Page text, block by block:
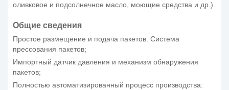
оливковое и подсолнечное масло, моющие средства и др.).
Общие сведения
Простое размещение и подача пакетов. Система
прессования пакетов;
Импортный датчик давления и механизм обнаружения
пакетов;
Полностью автоматизированный процесс производства: